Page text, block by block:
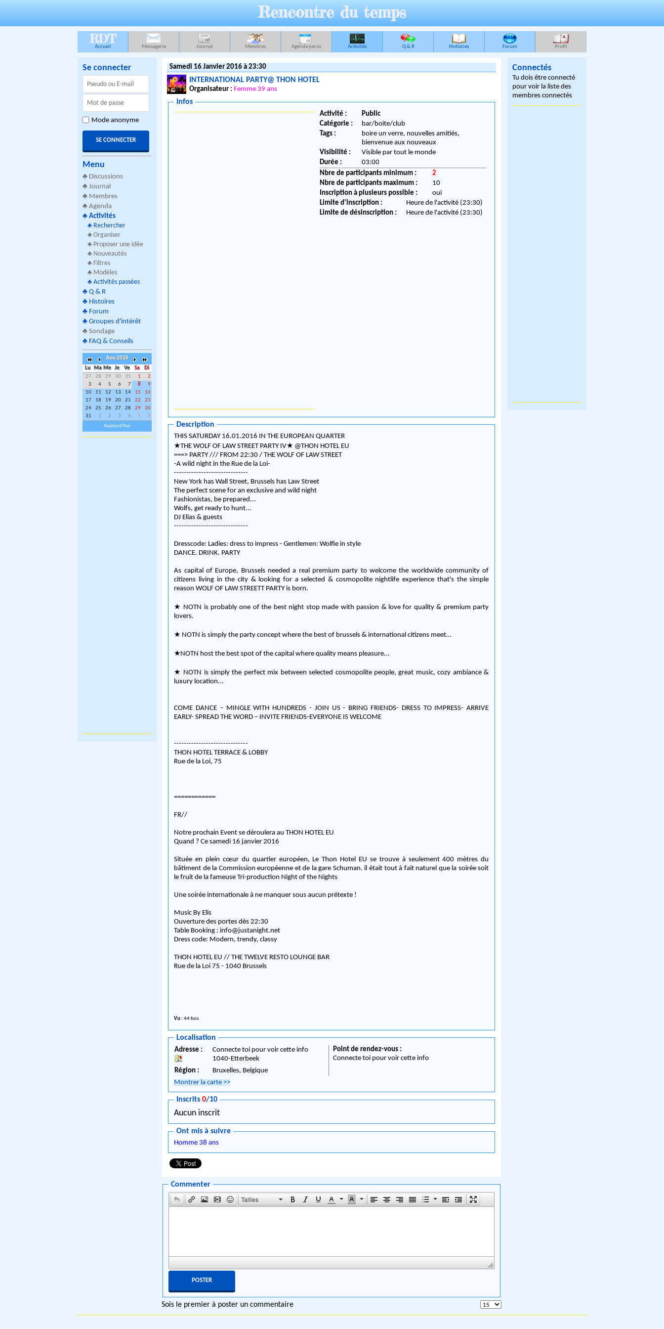
Rencontre du temps
RDT
Accueil Messagerie Journal Membres Agenda perso Activités Q & R Histoires Forum Profil
Se connecter
Mode anonyme
Menu
♣ Discussions
♣ Journal
♣ Membres
♣ Agenda
♣ Activités
♣ Rechercher
♣ Organiser
♣ Proposer une idée
♣ Nouveautés
♣ Filtres
♣ Modèles
♣ Activités passées
♣ Q & R
♣ Histoires
♣ Forum
♣ Groupes d'intérêt
♣ Sondage
♣ FAQ & Conseils
Aou 2026
Lu
Ma Me Je Ve Sa
Di
27
28 29 30 31 1
2
3
4 5 6 7 8
9
10
11 12 13 14 15
16
17
18 19 20 21 22
23
24
25 26 27 28 29
30
31
1 2 3 4 5
6
Aujourd'hui
Samedi 16 Janvier 2016 à 23:30
INTERNATIONAL PARTY@ THON HOTEL
Organisateur : Femme 39 ans
Infos
Activité :
Public
Catégorie :
bar/boite/club
Tags :
boire un verre, nouvelles amitiés,
bienvenue aux nouveaux
Visibilité :
Visible par tout le monde
Durée :
03:00
Nbre de participants minimum :
2
Nbre de participants maximum :
10
Inscription à plusieurs possible :
oui
Limite d'inscription :
Heure de l'activité (23:30)
Limite de désinscription :
Heure de l'activité (23:30)
Description
THIS SATURDAY 16.01.2016 IN THE EUROPEAN QUARTER
★THE WOLF OF LAW STREET PARTY IV★ @THON HOTEL EU
===> PARTY /// FROM 22:30 / THE WOLF OF LAW STREET
-A wild night in the Rue de la Loi-
------------------------------
New York has Wall Street, Brussels has Law Street
The perfect scene for an exclusive and wild night
Fashionistas, be prepared...
Wolfs, get ready to hunt...
DJ Elias & guests
------------------------------
Dresscode: Ladies: dress to impress - Gentlemen: Wolfie in style
DANCE. DRINK. PARTY
As capital of Europe, Brussels needed a real premium party to welcome the worldwide community of
citizens living in the city & looking for a selected & cosmopolite nightlife experience that's the simple
reason WOLF OF LAW STREETT PARTY is born.
★ NOTN is probably one of the best night stop made with passion & love for quality & premium party
lovers.
★ NOTN is simply the party concept where the best of brussels & international citizens meet…
★NOTN host the best spot of the capital where quality means pleasure...
★ NOTN is simply the perfect mix between selected cosmopolite people, great music, cozy ambiance &
luxury location...
COME DANCE – MINGLE WITH HUNDREDS - JOIN US - BRING FRIENDS- DRESS TO IMPRESS- ARRIVE
EARLY- SPREAD THE WORD – INVITE FRIENDS-EVERYONE IS WELCOME
------------------------------
THON HOTEL TERRACE & LOBBY
Rue de la Loi, 75
============
FR//
Notre prochain Event se déroulera au THON HOTEL EU
Quand ? Ce samedi 16 janvier 2016
Située en plein cœur du quartier européen, Le Thon Hotel EU se trouve à seulement 400 mètres du
bâtiment de la Commission européenne et de la gare Schuman. il était tout à fait naturel que la soirée soit
le fruit de la fameuse Tri-production Night of the Nights
Une soirée internationale à ne manquer sous aucun prétexte !
Music By Elis
Ouverture des portes dès 22:30
Table Booking : info@justanight.net
Dress code: Modern, trendy, classy
THON HOTEL EU // THE TWELVE RESTO LOUNGE BAR
Rue de la Loi 75 - 1040 Brussels
Vu : 44 fois
Localisation
Adresse :
Connecte toi pour voir cette info
1040-Etterbeek
Région :
Bruxelles, Belgique
Point de rendez-vous :
Connecte toi pour voir cette info
Montrer la carte >>
Inscrits0/10
Aucun inscrit
Ont mis à suivre
Homme 38 ans
Commenter
Tailles
Sois le premier à poster un commentaire
Connectés
Tu dois être connecté
pour voir la liste des
membres connectés